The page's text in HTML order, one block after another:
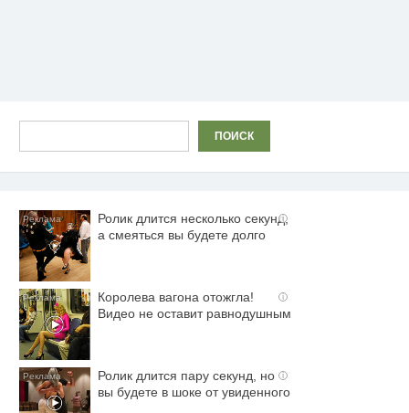
ПОИСК
i
Ролик длится несколько секунд,
а смеяться вы будете долго
i
Королева вагона отожгла!
Видео не оставит равнодушным
i
Ролик длится пару секунд, но
вы будете в шоке от увиденного